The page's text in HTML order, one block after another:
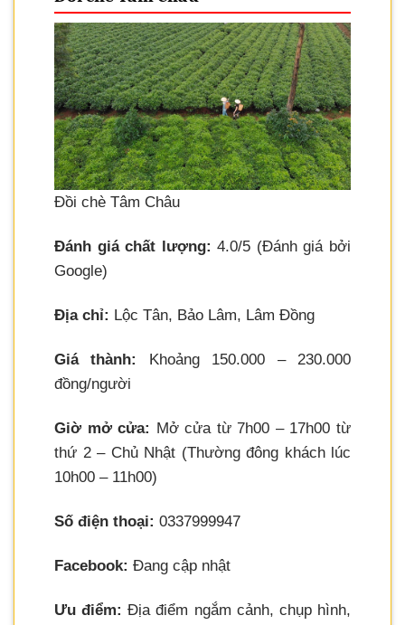
Đồi chè Tâm Châu
Đánh giá chất lượng: 4.0/5 (Đánh giá bởi
Google)
Địa chỉ: Lộc Tân, Bảo Lâm, Lâm Đồng
Giá thành:
Khoảng 150.000 – 230.000
đồng/người
Giờ mở cửa: Mở cửa từ 7h00 – 17h00 từ
thứ 2 – Chủ Nhật (Thường đông khách lúc
10h00 – 11h00)
Số điện thoại: 0337999947
Facebook: Đang cập nhật
Ưu điểm: Địa điểm ngắm cảnh, chụp hình,